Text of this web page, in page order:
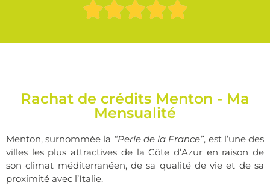
Rachat de crédits Menton - Ma
Mensualité
Menton, surnommée la “Perle de la France”, est l’une des
villes les plus attractives de la Côte d’Azur en raison de
son climat méditerranéen, de sa qualité de vie et de sa
proximité avec l’Italie.